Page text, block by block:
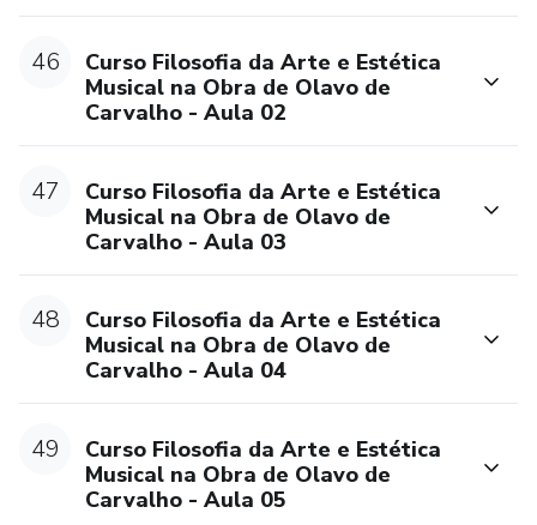
46
Curso Filosofia da Arte e Estética
Musical na Obra de Olavo de
Carvalho - Aula 02
47
Curso Filosofia da Arte e Estética
Musical na Obra de Olavo de
Carvalho - Aula 03
48
Curso Filosofia da Arte e Estética
Musical na Obra de Olavo de
Carvalho - Aula 04
49
Curso Filosofia da Arte e Estética
Musical na Obra de Olavo de
Carvalho - Aula 05